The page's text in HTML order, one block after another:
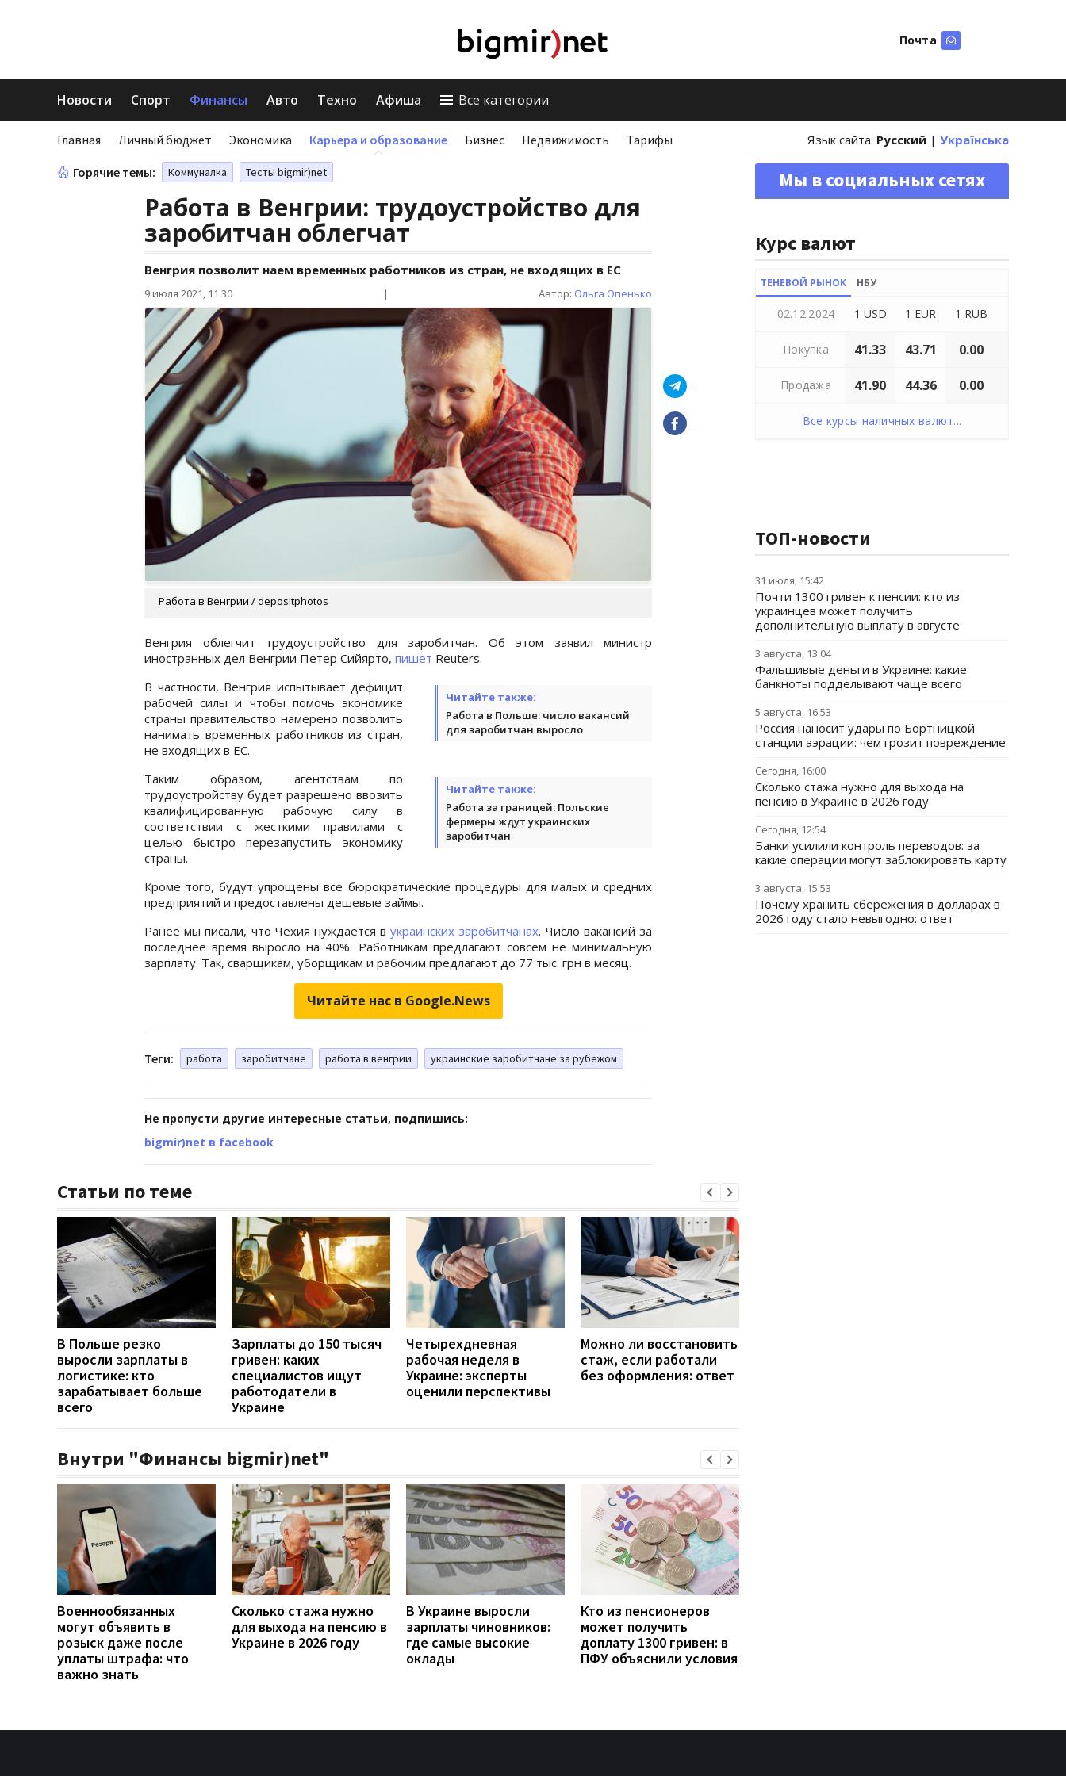
Почта
Новости Спорт Финансы Авто Техно Афиша Все категории
Главная Личный бюджет Экономика Карьера и образование Бизнес Недвижимость Тарифы Язык сайта: Русский | Українська
Горячие темы: Коммуналка Тесты bigmir)net
Работа в Венгрии: трудоустройство для
заробитчан облегчат
Венгрия позволит наем временных работников из стран, не входящих в ЕС
9 июля 2021, 11:30 | Автор: Ольга Опенько
Работа в Венгрии / depositphotos
Венгрия облегчит трудоустройство для заробитчан. Об этом заявил министр
иностранных дел Венгрии Петер Сийярто, пишет Reuters.
Читайте также:
Работа в Польше: число вакансий
для заробитчан выросло
В частности, Венгрия испытывает дефицит
рабочей силы и чтобы помочь экономике
страны правительство намерено позволить
нанимать временных работников из стран,
не входящих в ЕС.
Читайте также:
Работа за границей: Польские
фермеры ждут украинских
заробитчан
Таким образом, агентствам по
трудоустройству будет разрешено ввозить
квалифицированную рабочую силу в
соответствии с жесткими правилами с
целью быстро перезапустить экономику
страны.
Кроме того, будут упрощены все бюрократические процедуры для малых и средних
предприятий и предоставлены дешевые займы.
Ранее мы писали, что Чехия нуждается вукраинских заробитчанах. Число вакансий за
последнее время выросло на 40%. Работникам предлагают совсем не минимальную
зарплату. Так, сварщикам, уборщикам и рабочим предлагают до 77 тыс. грн в месяц.
Читайте нас в Google.News
Теги: работа заробитчане работа в венгрии украинские заробитчане за рубежом
Не пропусти другие интересные статьи, подпишись:
bigmir)net в facebook
Статьи по теме
В Польше резко
выросли зарплаты в
логистике: кто
зарабатывает больше
всего
Зарплаты до 150 тысяч
гривен: каких
специалистов ищут
работодатели в
Украине
Четырехдневная
рабочая неделя в
Украине: эксперты
оценили перспективы
Можно ли восстановить
стаж, если работали
без оформления: ответ
Внутри "Финансы bigmir)net"
Военнообязанных
могут объявить в
розыск даже после
уплаты штрафа: что
важно знать
Сколько стажа нужно
для выхода на пенсию в
Украине в 2026 году
В Украине выросли
зарплаты чиновников:
где самые высокие
оклады
Кто из пенсионеров
может получить
доплату 1300 гривен: в
ПФУ объяснили условия
Мы в социальных сетях
Курс валют
ТЕНЕВОЙ РЫНОК НБУ
02.12.2024 1 USD 1 EUR 1 RUB
Покупка 41.33 43.71 0.00
Продажа 41.90 44.36 0.00
Все курсы наличных валют...
ТОП-новости
31 июля, 15:42
Почти 1300 гривен к пенсии: кто из
украинцев может получить
дополнительную выплату в августе
3 августа, 13:04
Фальшивые деньги в Украине: какие
банкноты подделывают чаще всего
5 августа, 16:53
Россия наносит удары по Бортницкой
станции аэрации: чем грозит повреждение
Сегодня, 16:00
Сколько стажа нужно для выхода на
пенсию в Украине в 2026 году
Сегодня, 12:54
Банки усилили контроль переводов: за
какие операции могут заблокировать карту
3 августа, 15:53
Почему хранить сбережения в долларах в
2026 году стало невыгодно: ответ